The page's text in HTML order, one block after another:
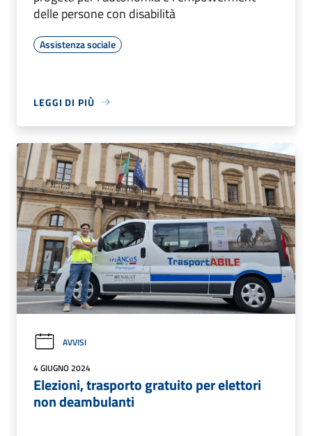
delle persone con disabilità
Assistenza sociale
LEGGI DI PIÙ
AVVISI
4 GIUGNO 2024
Elezioni, trasporto gratuito per elettori
non deambulanti